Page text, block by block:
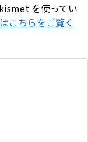
を使ってい
こちらをご覧く